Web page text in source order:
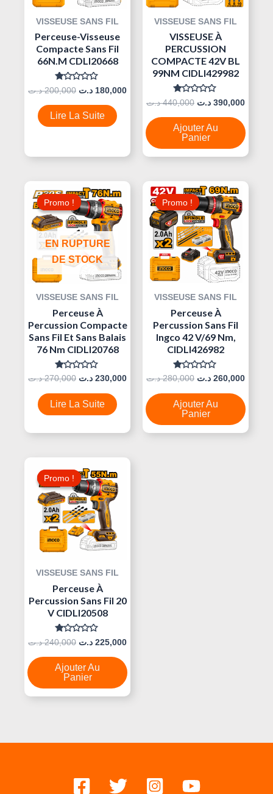
VISSEUSE SANS FIL
Perceuse-Visseuse
Compacte Sans Fil
66N.m CDLI20668
Note
Sur
5
200,000 د.ت 180,000 د.ت
Lire La Suite
VISSEUSE SANS FIL
VISSEUSE À
PERCUSSION
COMPACTE 42V BL
99NM CIDLI429982
Note
Sur
5
440,000 د.ت 390,000 د.ت
Ajouter Au
Panier
Promo !
EN RUPTURE
DE STOCK
Promo !
VISSEUSE SANS FIL
Perceuse À
Percussion Compacte
Sans Fil Et Sans Balais
76 Nm CIDLI20768
Note
Sur
5
270,000 د.ت
Le
Prix
Initial
Était :
230,000 د.ت
Le
Actuel
230,000 د.ت.
Lire La Suite
Promo !
Promo !
VISSEUSE SANS FIL
Perceuse À
Percussion Sans Fil
Ingco 42 V/69 Nm,
CIDLI426982
Note
Sur
5
280,000 د.ت
Le
Prix
Initial
Était :
260,000 د.ت
Le
Ajouter Au
Panier
Promo !
Promo !
VISSEUSE SANS FIL
Perceuse À
Percussion Sans Fil 20
V CIDLI20508
Note
0
Sur
5
240,000 د.ت
Prix
Initial
Était :
225,000 د.ت
Le
Ajouter Au
Panier